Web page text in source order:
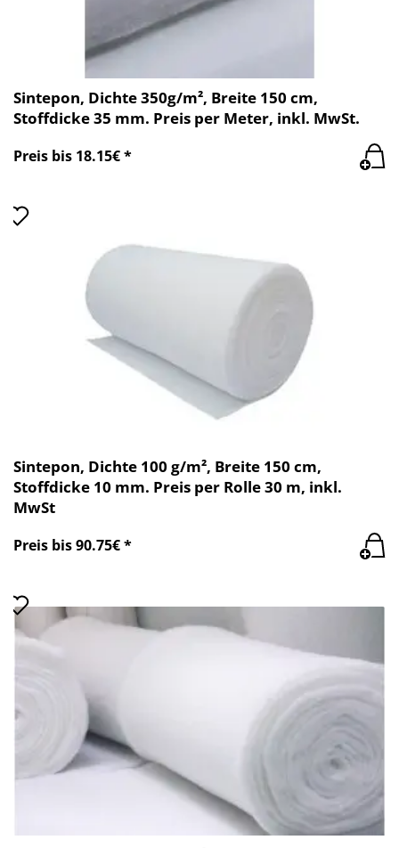
Sintepon, Dichte 350g/m², Breite 150 cm,
Stoffdicke 35 mm. Preis per Meter, inkl. MwSt.
Preis bis 18.15€ *
Sintepon, Dichte 100 g/m², Breite 150 cm,
Stoffdicke 10 mm. Preis per Rolle 30 m, inkl.
MwSt
Preis bis 90.75€ *